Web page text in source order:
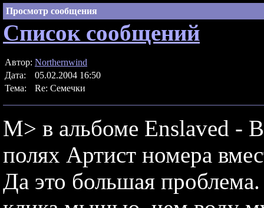
Просмотр сообщения
Список сообщений
Автор: Northernwind
Дата:
05.02.2004 16:50
Тема:
Re: Семечки
M> в альбоме Enslaved -
полях Артист номера
Да это большая